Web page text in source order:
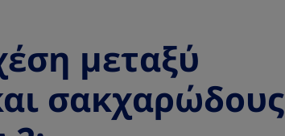
μεταξύ
σακχαρώδους